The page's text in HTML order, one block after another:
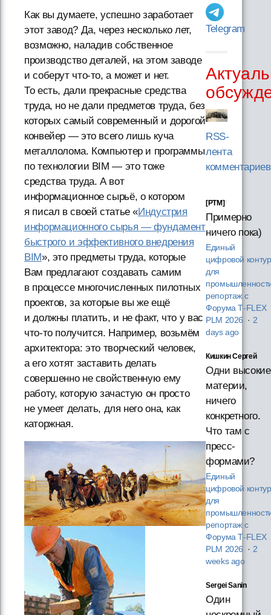
Как вы думаете, успешно заработает
этот завод? Да, через несколько лет,
возможно, наладив собственное
производство деталей, на этом заводе
и соберут что-то, а может и нет.
То есть, дали прекрасные средства
труда, но не дали предметов труда, без
которых самый современный и дорогой
конвейер — это всего лишь куча
металлолома. Компьютер и программы
по технологии BIM — это тоже
средства труда. А вот
информационное сырьё, о котором
я писал в своей статье «Индустрия
информационного сырья — фундамент
быстрого и эффективного внедрения
BIM», это предметы труда, которые
Вам предлагают создавать самим
в процессе многочисленных пилотных
проектов, за которые вы же ещё
и должны платить, и не факт, что у вас
что-то получится. Например, возьмём
архитектора: это творческий человек,
а его хотят заставить делать
совершенно не свойственную ему
работу, которую зачастую он просто
не умеет делать, для него она, как
каторжная.
Telegram
RSS-
лента
комментариев
[PTM]
Примерно
ничего пока)
Единый
цифровой контур
для
репортаж с
Форума T‑FLEX
PLM 2026 · 2
days ago
Кишкин Сергей
Одни высокие
материи,
ничего
конкретного.
Что там с
пресс-
формами?
Единый
цифровой контур
для
репортаж с
Форума T‑FLEX
PLM 2026 · 2
weeks ago
Sergei Sanin
Один